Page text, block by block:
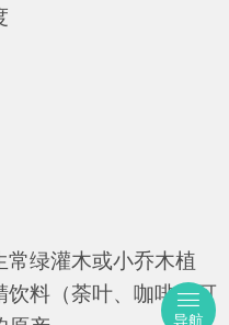
绿灌木或小乔木植
饮料（荼叶、咖啡、可
导航